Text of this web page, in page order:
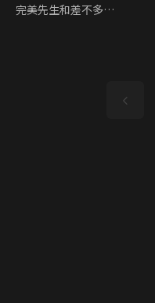
完美先生和差不多小姐